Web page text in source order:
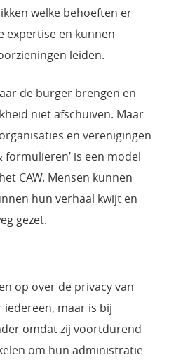
welke behoeften er
expertise en kunnen
leiden.
de burger brengen en
niet afschuiven. Maar
en verenigingen
formulieren’ is een model
CAW. Mensen kunnen
hun verhaal kwijt en
gezet.
op over de privacy van
iedereen, maar is bij
omdat zij voortdurend
om hun administratie